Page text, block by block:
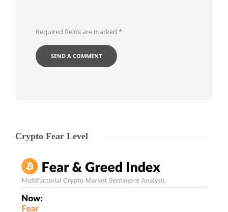
Required fields are marked *
Crypto Fear Level